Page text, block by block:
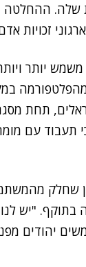
ההחלטה
זכויות
יותר
מהפלטפורמה
תחת
תעבוד עם
שחלק
"יש לנו
יהודים